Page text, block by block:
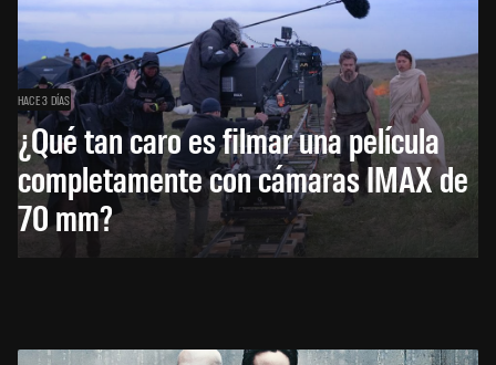
HACE 3 DÍAS
¿Qué tan caro es filmar una película
completamente con cámaras IMAX de
70 mm?